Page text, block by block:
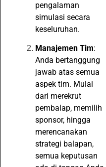
pengalaman
simulasi secara
keseluruhan.
Manajemen Tim:
Anda bertanggung
jawab atas semua
aspek tim. Mulai
dari merekrut
pembalap, memilih
sponsor, hingga
merencanakan
strategi balapan,
semua keputusan